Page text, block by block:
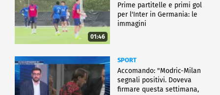
01:46
Prime partitelle e primi gol
per l'Inter in Germania: le
immagini
SPORT
Accomando: "Modric-Milan
segnali positivi. Doveva
firmare questa settimana,